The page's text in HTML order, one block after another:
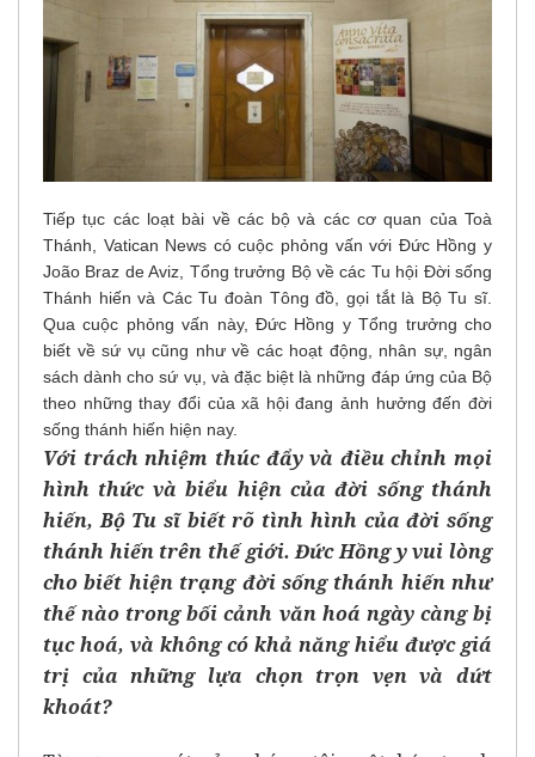
Tiếp tục các loạt bài về các bộ và các cơ quan của Toà
Thánh, Vatican News có cuộc phỏng vấn với Đức Hồng y
João Braz de Aviz, Tổng trưởng Bộ về các Tu hội Đời sống
Thánh hiến và Các Tu đoàn Tông đồ, gọi tắt là Bộ Tu sĩ.
Qua cuộc phỏng vấn này, Đức Hồng y Tổng trưởng cho
biết về sứ vụ cũng như về các hoạt động, nhân sự, ngân
sách dành cho sứ vụ, và đặc biệt là những đáp ứng của Bộ
theo những thay đổi của xã hội đang ảnh hưởng đến đời
sống thánh hiến hiện nay.
Với trách nhiệm thúc đẩy và điều chỉnh mọi
hình thức và biểu hiện của đời sống thánh
hiến, Bộ Tu sĩ biết rõ tình hình của đời sống
thánh hiến trên thế giới. Đức Hồng y vui lòng
cho biết hiện trạng đời sống thánh hiến như
thế nào trong bối cảnh văn hoá ngày càng bị
tục hoá, và không có khả năng hiểu được giá
trị của những lựa chọn trọn vẹn và dứt
khoát?